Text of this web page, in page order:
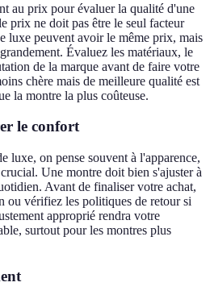
au prix pour évaluer la qualité d'une
prix ne doit pas être le seul facteur
luxe peuvent avoir le même prix, mais
Évaluez les matériaux, le
de la marque avant de faire votre
chère mais de meilleure qualité est
la montre la plus coûteuse.
le confort
luxe, on pense souvent à l'apparence,
Une montre doit bien s'ajuster à
Avant de finaliser votre achat,
ou vérifiez les politiques de retour si
approprié rendra votre
surtout pour les montres plus